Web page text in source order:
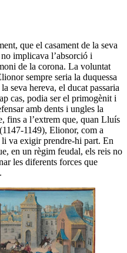
que el casament de la seva
no implicava l’absorció i
de la corona. La voluntat
sempre seria la duquessa
seva hereva, el ducat passaria
cas, podia ser el primogènit i
amb dents i ungles la
fins a l’extrem que, quan Lluís
1149), Elionor, com a
li va exigir prendre-hi part. En
en un règim feudal, els reis no
les diferents forces que